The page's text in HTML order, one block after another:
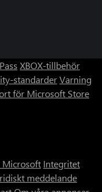
XBOX-tillbehör
standarderVarning
för Microsoft Store
Microsoft Integritet
meddelande